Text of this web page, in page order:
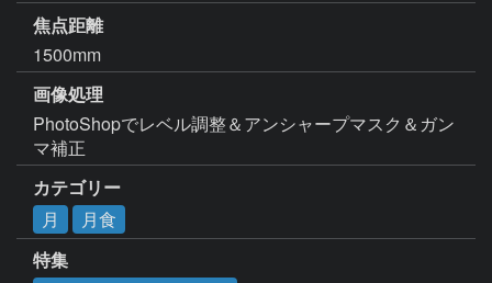
焦点距離
1500mm
画像処理
PhotoShopでレベル調整＆アンシャープマスク＆ガン
マ補正
カテゴリー
月
月食
特集